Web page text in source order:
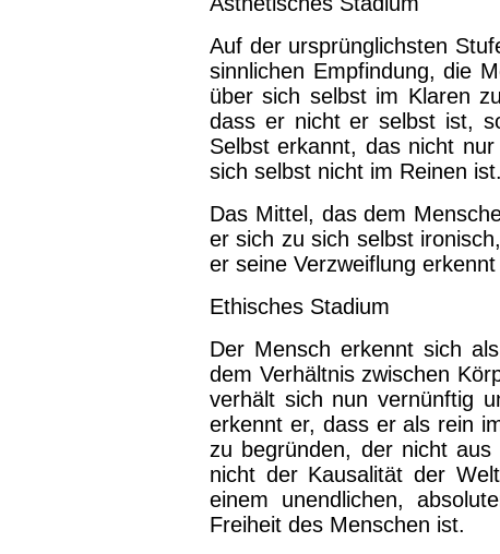
Auf der ursprünglichsten
sinnlichen Empfindung, die
über sich selbst im Klaren
dass er nicht er selbst ist,
Selbst erkannt, das nicht
sich selbst nicht im Reinen ist.
Das Mittel, das dem
er sich zu sich selbst
er seine Verzweiflung
Ethisches Stadium
Der Mensch erkennt sich
dem Verhältnis zwischen
verhält sich nun vernünftig
erkennt er, dass er als rein
zu begründen, der nicht
nicht der Kausalität der
einem unendlichen,
Freiheit des Menschen ist.